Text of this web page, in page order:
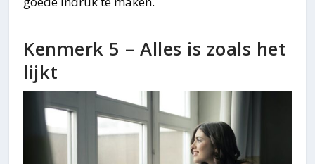
Kenmerk 5 – Alles is zoals het
lijkt